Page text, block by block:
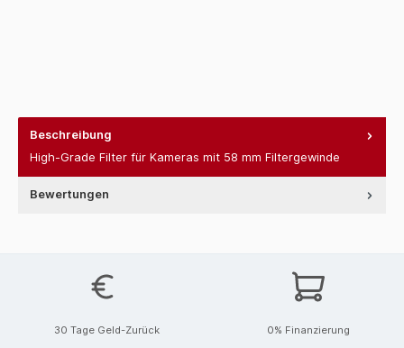
Beschreibung
High-Grade Filter für Kameras mit 58 mm Filtergewinde
Bewertungen
30 Tage Geld-Zurück 0% Finanzierung